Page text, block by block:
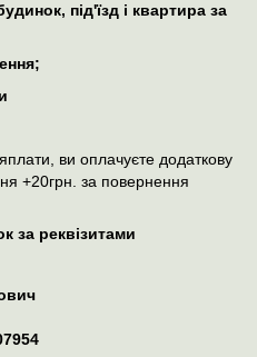
під'їзд і квартира за
ви оплачуєте додаткову
+20грн. за повернення
за реквізитами